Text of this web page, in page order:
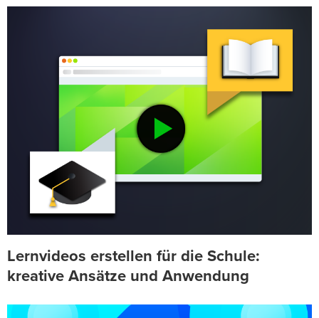
Lernvideos erstellen für die Schule:
kreative Ansätze und Anwendung